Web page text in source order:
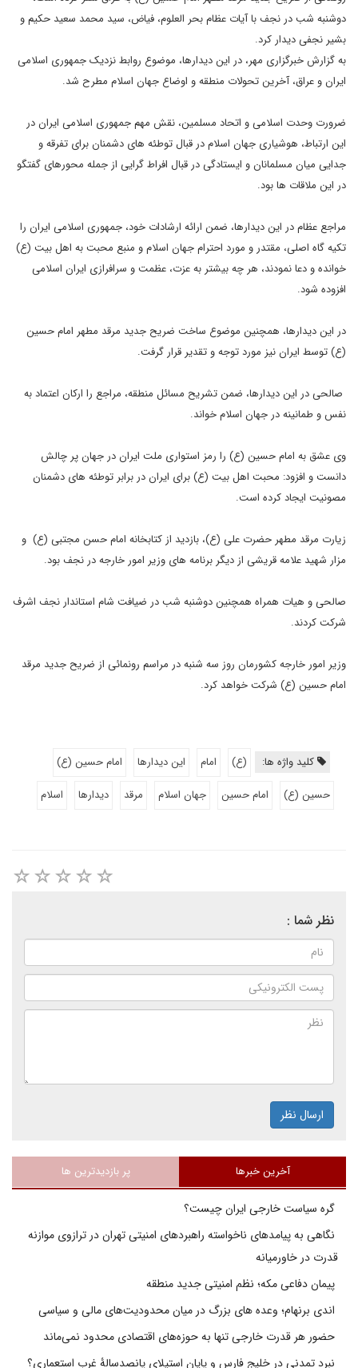
دوشنبه شب در نجف با آیات عظام بحر العلوم، فیاض، سید محمد سعید حکیم و
بشیر نجفی دیدار کرد.
به گزارش خبرگزاری مهر، در این دیدارها، موضوع روابط نزدیک جمهوری اسلامی
ایران و عراق، آخرین تحولات منطقه و اوضاع جهان اسلام مطرح شد.
ضرورت وحدت اسلامی و اتحاد مسلمین، نقش مهم جمهوری اسلامی ایران در
این ارتباط، هوشیاری جهان اسلام در قبال توطئه های دشمنان برای تفرقه و
جدایی میان مسلمانان و ایستادگی در قبال افراط گرایی از جمله محورهای گفتگو
در این ملاقات ها بود.
مراجع عظام در این دیدارها، ضمن ارائه ارشادات خود، جمهوری اسلامی ایران را
تکیه گاه اصلی، مقتدر و مورد احترام جهان اسلام و منبع محبت به اهل بیت (ع)
خوانده و دعا نمودند، هر چه بیشتر به عزت، عظمت و سرافرازی ایران اسلامی
افزوده شود.
در این دیدارها، همچنین موضوع ساخت ضریح جدید مرقد مطهر امام حسین
(ع) توسط ایران نیز مورد توجه و تقدیر قرار گرفت.
صالحی در این دیدارها، ضمن تشریح مسائل منطقه، مراجع را ارکان اعتماد به
نفس و طمانینه در جهان اسلام خواند.
وی عشق به امام حسین (ع) را رمز استواری ملت ایران در جهان پر چالش
دانست و افزود: محبت اهل بیت (ع) برای ایران در برابر توطئه های دشمنان
مصونیت ایجاد کرده است.
زیارت مرقد مطهر حضرت علی (ع)، بازدید از کتابخانه امام حسن مجتبی (ع) و
مزار شهید علامه قریشی از دیگر برنامه های وزیر امور خارجه در نجف بود.
صالحی و هیات همراه همچنین دوشنبه شب در ضیافت شام استاندار نجف اشرف
شرکت کردند.
وزیر امور خارجه کشورمان روز سه شنبه در مراسم رونمائی از ضریح جدید مرقد
امام حسین (ع) شرکت خواهد کرد.
کلید واژه ها: (ع) امام این دیدارها
امام حسین (ع)
حسین (ع)
امام حسین جهان اسلام مرقد دیدارها اسلام
نظر شما :
ارسال نظر
آخرین خبرها پر بازدیدترین ها
گره سیاست خارجی ایران چیست؟
نگاهی به پیامدهای ناخواسته راهبردهای امنیتی تهران در ترازوی موازنه
قدرت در خاورمیانه
پیمان دفاعی مکه؛ نظم امنیتی جدید منطقه
اندی برنهام؛ وعده های بزرگ در میان محدودیت‌های مالی و سیاسی
حضور هر قدرت خارجی تنها به حوزه‌های اقتصادی محدود نمی‌ماند
نبرد تمدنی در خلیج فارس و پایان استیلای پانصدسالۀ غرب استعماری؟